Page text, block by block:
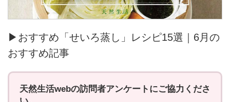
▶おすすめ「せいろ蒸し」レシピ15選｜6月の
おすすめ記事